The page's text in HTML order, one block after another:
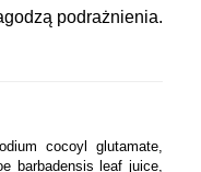
podrażnienia.
cocoyl glutamate,
barbadensis leaf juice,